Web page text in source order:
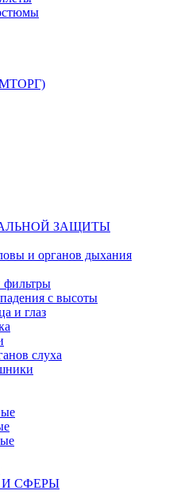
ЗАЩИТЫ
и органов дыхания
фильтры
с высоты
и глаз
слуха
И СФЕРЫ